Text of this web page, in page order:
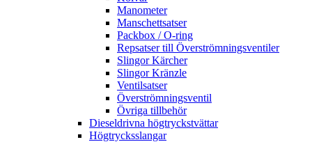
Manometer
Manschettsatser
Packbox / O-ring
Repsatser till Överströmningsventiler
Slingor Kärcher
Slingor Kränzle
Ventilsatser
Överströmningsventil
Övriga tillbehör
Dieseldrivna högtryckstvättar
Högtrycksslangar